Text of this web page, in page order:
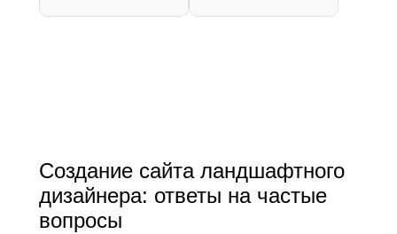
Создание сайта ландшафтного
дизайнера: ответы на частые
вопросы​​​​​​​